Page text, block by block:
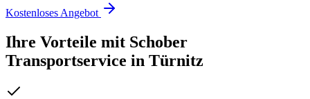
Kostenloses Angebot
Ihre Vorteile mit Schober
Transportservice in Türnitz